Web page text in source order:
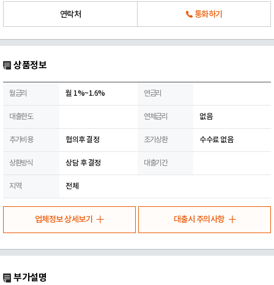
연락처 통화하기
상품정보
월금리 월 1%~1.6% 연금리
대출한도 연체금리 없음
추가비용 협의후 결정 조기상환 수수료 없음
상환방식 상담 후 결정 대출기간
지역 전체
업체정보 상세보기 대출시 주의사항
부가설명